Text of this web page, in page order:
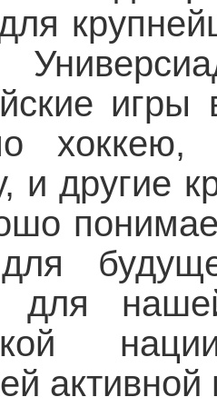
игры
хоккею,
и другие
для